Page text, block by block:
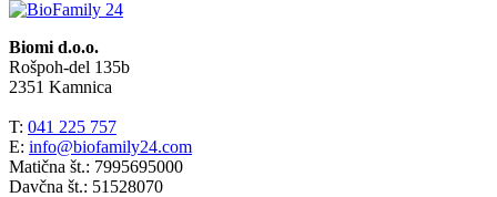
Biomi d.o.o.
Rošpoh-del 135b
2351 Kamnica
T: 041 225 757
E: info@biofamily24.com
Matična št.: 7995695000
Davčna št.: 51528070